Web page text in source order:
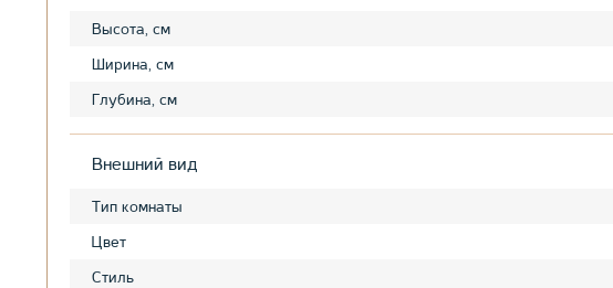
Высота, см
Ширина, см
Глубина, см
Внешний вид
Тип комнаты
Цвет
Стиль